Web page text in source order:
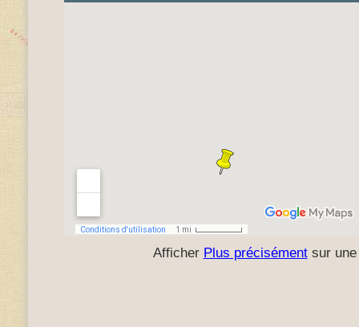
Afficher Plus précisémentsur une